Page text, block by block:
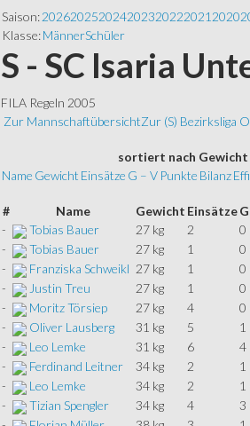
Saison: 202620252024202320222021 2020
Klasse: MännerSchüler
S - SC Isaria
FILA Regeln 2005
Zur MannschaftübersichtZur (S) Bezirksliga
sortiert nach Gewicht
Name Gewicht Einsätze G – V Punkte Bilanz
# Name Gewicht Einsätze
-
Tobias Bauer 27 kg 2 0
-
Tobias Bauer 27 kg 1 0
-
Franziska Schweikl 27 kg 1 0
-
Justin Treu 27 kg 1 0
-
Moritz Törsiep 27 kg 4 0
-
Oliver Lausberg 31 kg 5 1
-
Leo Lemke 31 kg 6 4
-
Ferdinand Leitner 34 kg 2 1
-
Leo Lemke 34 kg 2 1
-
Tizian Spengler 34 kg 4 3